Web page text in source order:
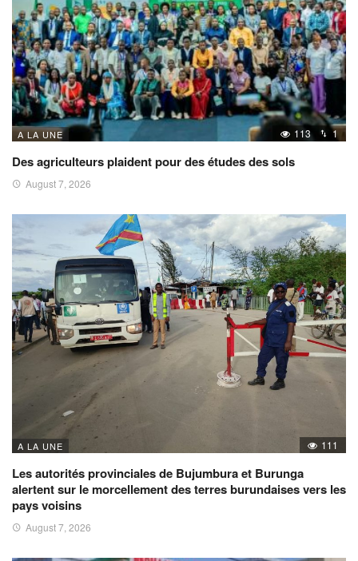
A LA UNE 113 1
Des agriculteurs plaident pour des études des sols
August 7, 2026
A LA UNE 111
Les autorités provinciales de Bujumbura et Burunga
alertent sur le morcellement des terres burundaises vers les
pays voisins
August 7, 2026